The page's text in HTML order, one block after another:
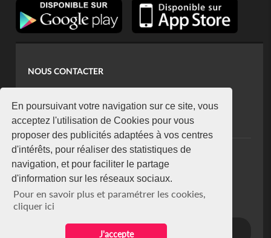
En poursuivant votre navigation sur ce site, vous
acceptez l'utilisation de Cookies pour vous
proposer des publicités adaptées à vos centres
d'intérêts, pour réaliser des statistiques de
navigation, et pour faciliter le partage
d'information sur les réseaux sociaux.
Pour en savoir plus et paramétrer les cookies,
cliquer ici
J'accepte
NOUS CONTACTER
koaci@yahoo.fr
+225 07 08 85 52 93
NEWSLETTER
Restez connecté via notre newsletter
S'abonner
Se désabonner